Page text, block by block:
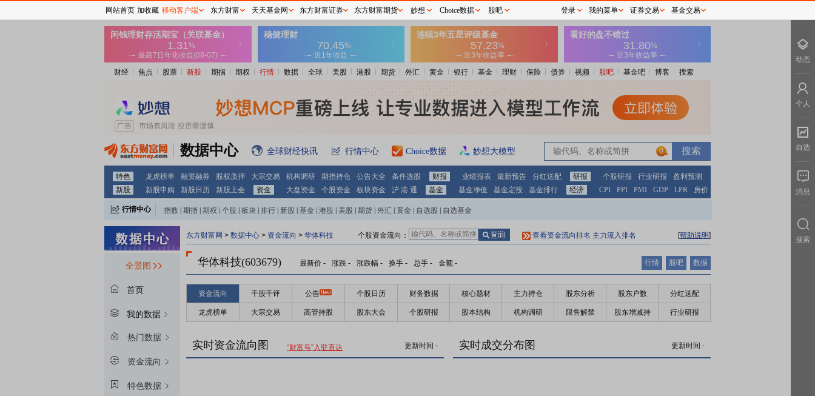
财经 焦点 股票 新股 期指 期权 行情 数据 全球 美股 港股 期货 外汇 黄金 银行 基金 理财 保险 债券 视频 股吧 基金吧 博客 搜索
数据中心 全球财经快讯 行情中心 Choice数据 妙想大模型 0
特色 龙虎榜单 融资融券 股权质押 大宗交易 机构调研 期指持仓 公告大全 条件选股 财报 业绩报表 最新预告 分红送配 研报 个股研报 行业研报
盈利预测
新股
新股申购 新股日历 新股上会 资金 大盘资金 个股资金 板块资金 沪 港 通 基金 基金净值 基金定投 基金排行 经济 CPI PPI PMI GDP LPR 房价
行情中心 指数 期指 期权 个股 板块 排行 新股 基金 港股 美股 期货 外汇 黄金 自选股 自选基金
全景图
首页
我的数据
热门数据
资金流向
特色数据
东方财富网 > 数据中心 > 资金流向 > 华体科技 个股资金流向： 查看资金流向排名 主力流入排名 [帮助说明]
华体科技(603679) 最新价 - 涨跌 - 涨跌幅 - 换手 - 总手 - 金额 - 行情 股吧 数据
资金流向 千股千评 公告 个股日历 财务数据 核心题材 主力持仓 股东分析 股东户数 分红送配
龙虎榜单 大宗交易 高管持股 股东大会 个股研报 股本结构 机构调研 限售解禁 股东增减持 行业研报
实时资金流向图 “财富号”入驻直达 更新时间 - 实时成交分布图 更新时间 -
网站首页 加收藏 移动客户端 东方财富 天天基金网 东方财富证券 东方财富期货 妙想 Choice数据 股吧 登录 我的菜单 证券交易 基金交易
动态
个人
自选
消息
搜索